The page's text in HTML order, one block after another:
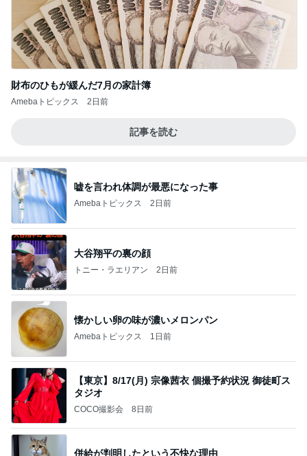
財布のひもが緩んだ7月の家計簿
Amebaトピックス 2日前
記事を読む
嘘を言われ体調が最悪になった事
Amebaトピックス 2日前
大谷翔平の裏の顔
トニー・ラエリアン 2日前
懐かしい卵の味が濃いメロンパン
Amebaトピックス 1日前
【東京】8/17(月) 宗像茜衣 個撮予約状況 御徒町ス
タジオ
COCO撮影会 8日前
併給が判明したという不快な理由